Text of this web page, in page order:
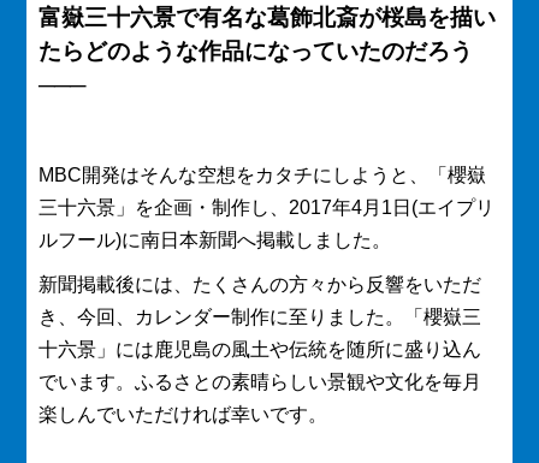
富嶽三十六景で有名な葛飾北斎が桜島を描い
たらどのような作品になっていたのだろう
───
MBC開発はそんな空想をカタチにしようと、「櫻嶽
三十六景」を企画・制作し、2017年4月1日(エイプリ
ルフール)に南日本新聞へ掲載しました。
新聞掲載後には、たくさんの方々から反響をいただ
き、今回、カレンダー制作に至りました。「櫻嶽三
十六景」には鹿児島の風土や伝統を随所に盛り込ん
でいます。ふるさとの素晴らしい景観や文化を毎月
楽しんでいただければ幸いです。